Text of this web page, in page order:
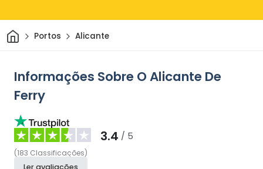
CasaPortos Alicante
Informações Sobre O Alicante De
Ferry
3.4 / 5
(183 Classificações)
Ler avaliações